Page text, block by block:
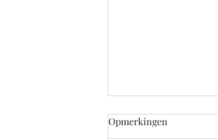
Opmerkingen